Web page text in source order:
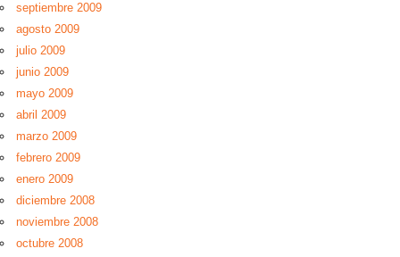
septiembre 2009
agosto 2009
julio 2009
junio 2009
mayo 2009
abril 2009
marzo 2009
febrero 2009
enero 2009
diciembre 2008
noviembre 2008
octubre 2008